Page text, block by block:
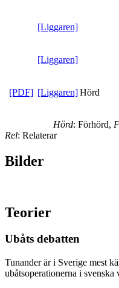
[Liggaren]
[Liggaren]
[PDF] [Liggaren]Hörd
Hörd: Förhörd,
Rel: Relaterar
Bilder
Teorier
Ubåts debatten
Tunander är i Sverige mest
ubåtsoperationerna i svenska